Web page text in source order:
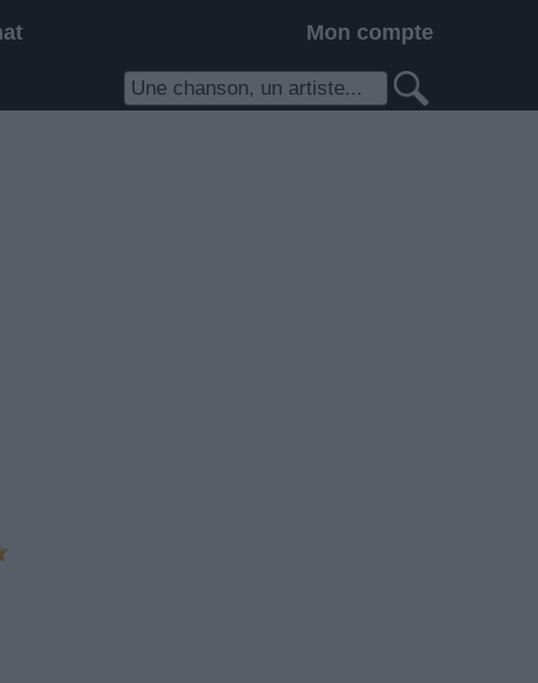
Mon compte